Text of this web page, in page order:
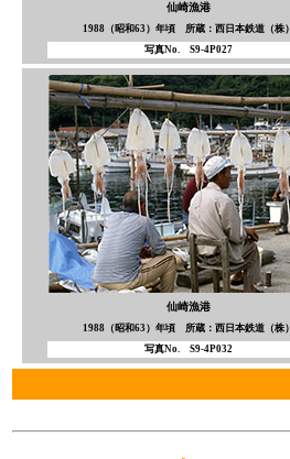
仙崎漁港
1988（昭和63）年頃 所蔵：西日本鉄道（株）
写真No. S9-4P027
仙崎漁港
1988（昭和63）年頃 所蔵：西日本鉄道（株）
写真No. S9-4P032